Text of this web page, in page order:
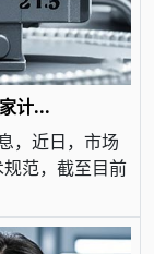
计...
，近日，市场
范，截至目前